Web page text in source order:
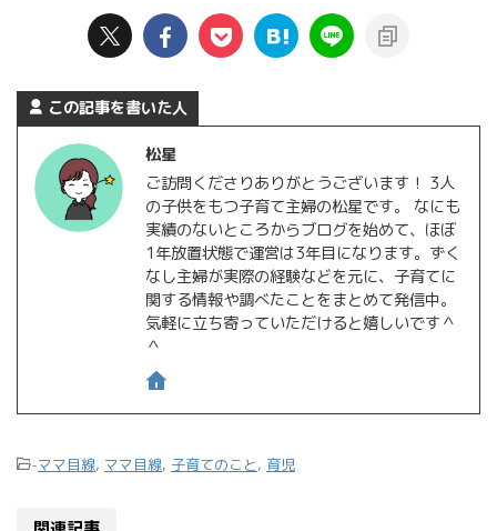
この記事を書いた人
松星
ご訪問くださりありがとうございます！ 3人
の子供をもつ子育て主婦の松星です。 なにも
実績のないところからブログを始めて、ほぼ
1年放置状態で運営は3年目になります。ずく
なし主婦が実際の経験などを元に、子育てに
関する情報や調べたことをまとめて発信中。
気軽に立ち寄っていただけると嬉しいです＾
＾
-ママ目線, ママ目線, 子育てのこと, 育児